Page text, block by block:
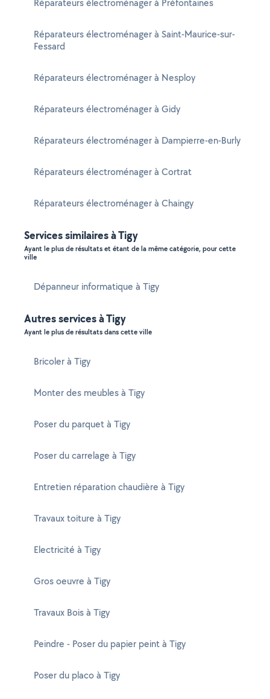
Réparateurs électroménager à Préfontaines
Réparateurs électroménager à Saint-Maurice-sur-
Fessard
Réparateurs électroménager à Nesploy
Réparateurs électroménager à Gidy
Réparateurs électroménager à Dampierre-en-Burly
Réparateurs électroménager à Cortrat
Réparateurs électroménager à Chaingy
Services similaires à Tigy
Ayant le plus de résultats et étant de la même catégorie, pour cette
ville
Dépanneur informatique à Tigy
Autres services à Tigy
Ayant le plus de résultats dans cette ville
Bricoler à Tigy
Monter des meubles à Tigy
Poser du parquet à Tigy
Poser du carrelage à Tigy
Entretien réparation chaudière à Tigy
Travaux toiture à Tigy
Electricité à Tigy
Gros oeuvre à Tigy
Travaux Bois à Tigy
Peindre - Poser du papier peint à Tigy
Poser du placo à Tigy